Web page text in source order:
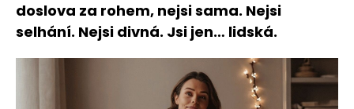
doslova za rohem, nejsi sama. Nejsi
selhání. Nejsi divná. Jsi jen… lidská.